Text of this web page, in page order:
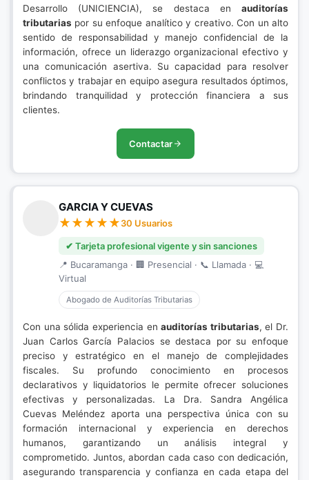
Desarrollo (UNICIENCIA), se destaca en auditorías
tributarias por su enfoque analítico y creativo. Con un alto
sentido de responsabilidad y manejo confidencial de la
información, ofrece un liderazgo organizacional efectivo y
una comunicación asertiva. Su capacidad para resolver
conflictos y trabajar en equipo asegura resultados óptimos,
brindando tranquilidad y protección financiera a sus
clientes.
Contactar
GARCIA Y CUEVAS
30 Usuarios
✔ Tarjeta profesional vigente y sin sanciones
📍 Bucaramanga · 🏢 Presencial · 📞 Llamada · 💻
Virtual
Abogado de Auditorías Tributarias
Con una sólida experiencia enauditorías tributarias, el Dr.
Juan Carlos García Palacios se destaca por su enfoque
preciso y estratégico en el manejo de complejidades
fiscales. Su profundo conocimiento en procesos
declarativos y liquidatorios le permite ofrecer soluciones
efectivas y personalizadas. La Dra. Sandra Angélica
Cuevas Meléndez aporta una perspectiva única con su
formación internacional y experiencia en derechos
humanos, garantizando un análisis integral y
comprometido. Juntos, abordan cada caso con dedicación,
asegurando transparencia y confianza en cada etapa del